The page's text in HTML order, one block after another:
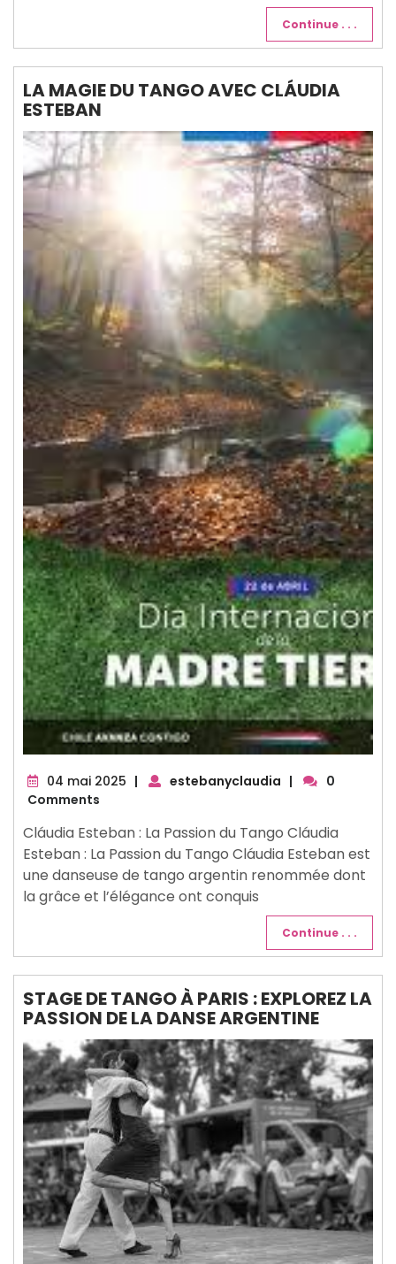
Continue . . .
LA MAGIE DU TANGO AVEC CLÁUDIA
ESTEBAN
04 mai 2025 04
| estebanyclaudia |
0
Comments
Cláudia Esteban : La Passion du Tango Cláudia
Esteban : La Passion du Tango Cláudia Esteban est
une danseuse de tango argentin renommée dont
la grâce et l’élégance ont conquis
Continue . . .
STAGE DE TANGO À PARIS : EXPLOREZ LA
PASSION DE LA DANSE ARGENTINE